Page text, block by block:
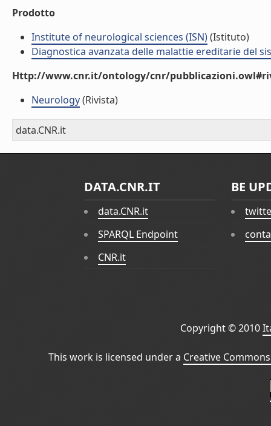
Prodotto
Institute of neurological sciences (ISN)(Istituto)
Diagnostica avanzata delle malattie ereditarie del
Http://www.cnr.it/ontology/cnr/
Neurology(Rivista)
data.CNR.it
DATA.CNR.IT
data.CNR.it
SPARQL Endpoint
CNR.it
BE
Copyright © 2010
This work is licensed under a Creative